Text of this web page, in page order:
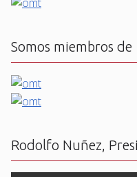
Somos miembros de
Rodolfo Nuñez,